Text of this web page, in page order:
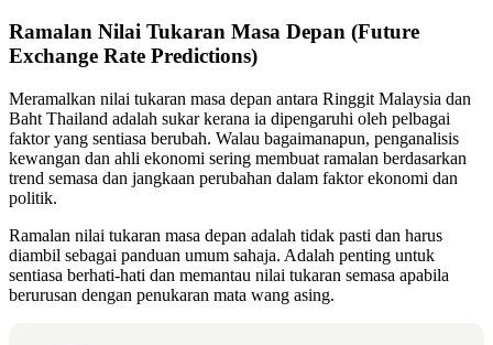
Ramalan Nilai Tukaran Masa Depan (Future
Exchange Rate Predictions)
Meramalkan nilai tukaran masa depan antara Ringgit Malaysia dan
Baht Thailand adalah sukar kerana ia dipengaruhi oleh pelbagai
faktor yang sentiasa berubah. Walau bagaimanapun, penganalisis
kewangan dan ahli ekonomi sering membuat ramalan berdasarkan
trend semasa dan jangkaan perubahan dalam faktor ekonomi dan
politik.
Ramalan nilai tukaran masa depan adalah tidak pasti dan harus
diambil sebagai panduan umum sahaja. Adalah penting untuk
sentiasa berhati-hati dan memantau nilai tukaran semasa apabila
berurusan dengan penukaran mata wang asing.